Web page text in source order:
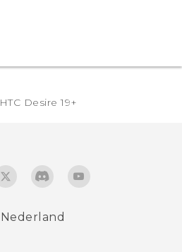
‎HTC Desire 19+‎‎
Nederland